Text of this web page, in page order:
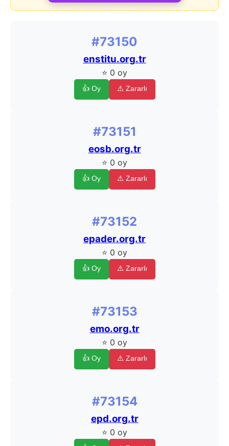
#73150
enstitu.org.tr
⭐ 0 oy
👍 Oy ⚠️ Zararlı
#73151
eosb.org.tr
⭐ 0 oy
👍 Oy ⚠️ Zararlı
#73152
epader.org.tr
⭐ 0 oy
👍 Oy ⚠️ Zararlı
#73153
emo.org.tr
⭐ 0 oy
👍 Oy ⚠️ Zararlı
#73154
epd.org.tr
⭐ 0 oy